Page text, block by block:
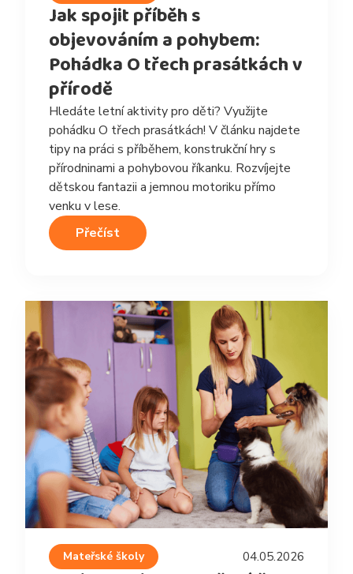
Jak spojit příběh s
objevováním a pohybem:
Pohádka O třech prasátkách v
přírodě
Hledáte letní aktivity pro děti? Využijte
pohádku O třech prasátkách! V článku najdete
tipy na práci s příběhem, konstrukční hry s
přírodninami a pohybovou říkanku. Rozvíjejte
dětskou fantazii a jemnou motoriku přímo
venku v lese.
Přečíst
Mateřské školy 04.05.2026